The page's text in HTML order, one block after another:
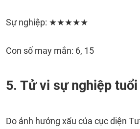
Sự nghiệp: ★★★★★
Con số may mắn: 6, 15
5. Tử vi sự nghiệp
Do ảnh hưởng xấu của cục diện